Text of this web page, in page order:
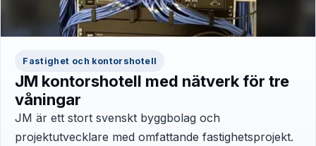
Fastighet och kontorshotell
JM kontorshotell med nätverk för tre
våningar
JM är ett stort svenskt byggbolag och
projektutvecklare med omfattande fastighetsprojekt.